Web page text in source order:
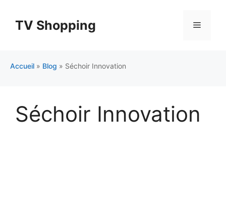
contenuTV Shopping Menu
Accueil » Blog » Séchoir Innovation
Séchoir Innovation